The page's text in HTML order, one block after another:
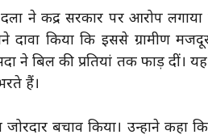
ने केंद्र सरकार पर आरोप
किया कि इससे ग्रामीण
ने बिल की प्रतियां तक फाड़ दीं।
हैं।
बचाव किया। उन्होंने कहा